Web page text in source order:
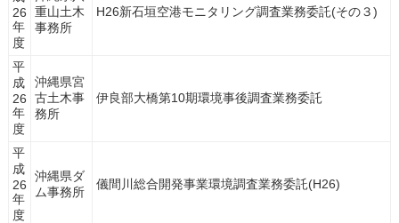
26
年
度
重山土木
事務所
H26新石垣空港モニタリング調査業務委託(その３)
平
成
26
年
度
沖縄県宮
古土木事
務所
伊良部大橋第10期環境事後調査業務委託
平
成
26
年
度
沖縄県ダ
ム事務所
儀間川総合開発事業環境調査業務委託(H26)